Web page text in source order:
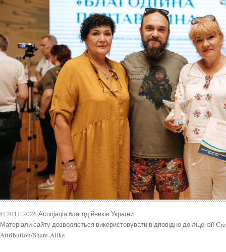
© 2011-2026 Асоціація благодійників України
Матеріали сайту дозволяється використовувати відповідно до ліцензії
Attribution/Share-Alike